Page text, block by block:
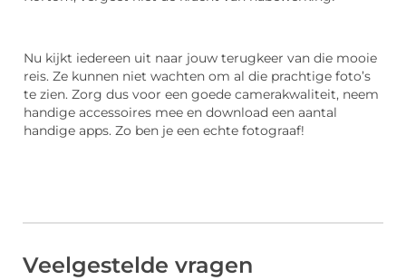
Nu kijkt iedereen uit naar jouw terugkeer van die mooie
reis. Ze kunnen niet wachten om al die prachtige foto’s
te zien. Zorg dus voor een goede camerakwaliteit, neem
handige accessoires mee en download een aantal
handige apps. Zo ben je een echte fotograaf!
Veelgestelde vragen